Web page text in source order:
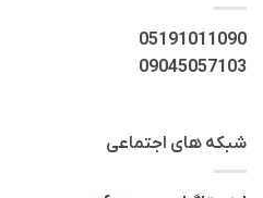
05191011090
09045057103
شبکه های اجتماعی